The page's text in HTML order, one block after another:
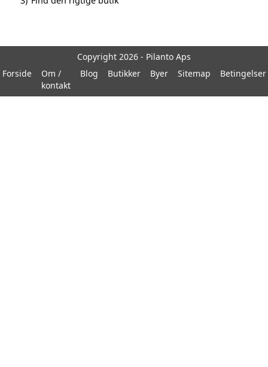
Copyright 2026 - Pilanto Aps
Forside
Om /
kontakt
Blog Butikker Byer Sitemap Betingelser